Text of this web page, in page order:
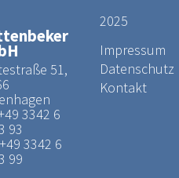
51,
3342 6
93
3342 6
99
2025
Impressum
Datenschutz
Kontakt